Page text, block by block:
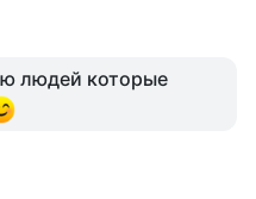
людей которые